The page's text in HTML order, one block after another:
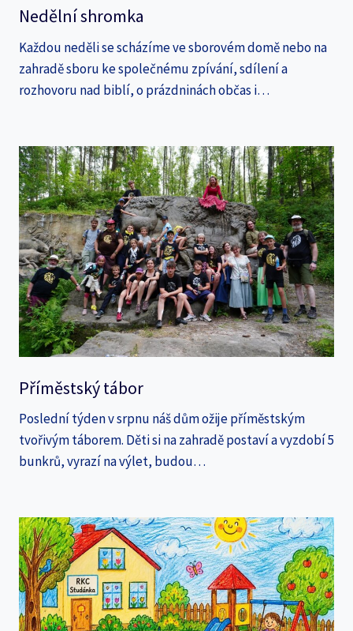
Nedělní shromka
Každou neděli se scházíme ve sborovém domě nebo na
zahradě sboru ke společnému zpívání, sdílení a
rozhovoru nad biblí, o prázdninách občas i…
Příměstský tábor
Poslední týden v srpnu náš dům ožije příměstským
tvořivým táborem. Děti si na zahradě postaví a vyzdobí 5
bunkrů, vyrazí na výlet, budou…